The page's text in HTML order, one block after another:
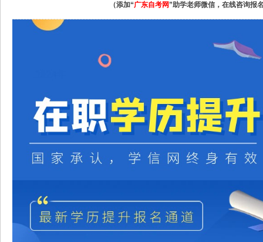
（添加“广东自考网 ”助学老师微信，在线咨询报